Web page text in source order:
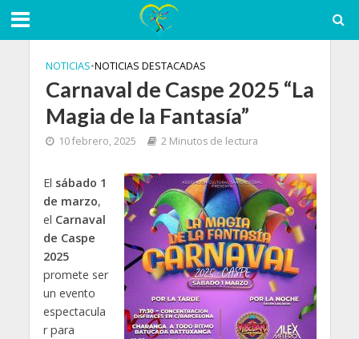
NOTICIAS•NOTICIAS DESTACADAS
Carnaval de Caspe 2025 “La
Magia de la Fantasía”
10 febrero, 2025 2 Minutos de lectura
El sábado 1
de marzo,
el Carnaval
de Caspe
2025
promete ser
un evento
espectacula
r para